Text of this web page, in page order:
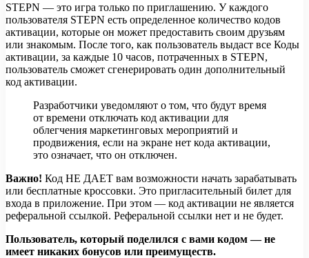
STEPN — это игра только по приглашению. У каждого
пользователя STEPN есть определенное количество кодов
активации, которые он может предоставить своим друзьям
или знакомым. После того, как пользователь выдаст все Коды
активации, за каждые 10 часов, потраченных в STEPN,
пользователь сможет сгенерировать один дополнительный
код активации.
Разработчики уведомляют о том, что будут время
от времени отключать код активации для
облегчения маркетинговых мероприятий и
продвижения, если на экране нет кода активации,
это означает, что он отключен.
Важно! Код НЕ ДАЕТ вам возможности начать зарабатывать
или бесплатные кроссовки. Это пригласительный билет для
входа в приложение. При этом — код активации не является
реферальной ссылкой. Реферальной ссылки нет и не будет.
Пользователь, который поделился с вами кодом — не
имеет никаких бонусов или преимуществ.